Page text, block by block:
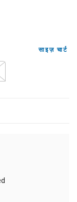
साइज़ चार्ट